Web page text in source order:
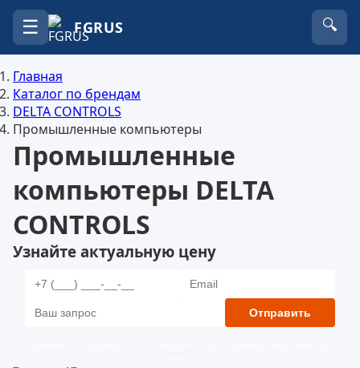
☰ FGRUS 🔍
Главная
Каталог по брендам
DELTA CONTROLS
Промышленные компьютеры
Промышленные
компьютеры DELTA
CONTROLS
Узнайте актуальную цену
Отправить